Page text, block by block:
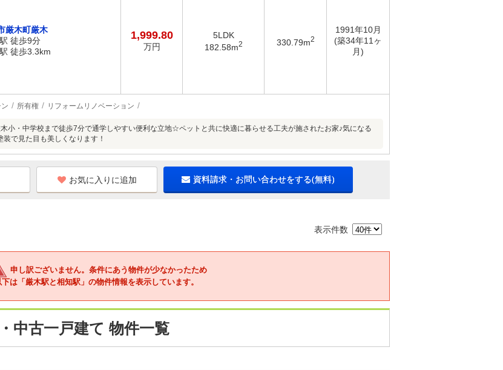
厳木町厳木
徒歩9分
徒歩3.3km
1,999.80
万円
5LDK
182.58m2 330.79m2
1991年10月
(築34年11ヶ
月)
所有権 リフォームリノベーション
小・中学校まで徒歩7分で通学しやすい便利な立地☆ペットと共に快適に暮らせる工夫が施されたお家♪気になる
で見た目も美しくなります！
お気に入りに追加 資料請求・お問い合わせをする(無料)
表示件数
申し訳ございません。条件にあう物件が少なかったため
下は「厳木駅と相知駅」の物件情報を表示しています。
中古一戸建て 物件一覧